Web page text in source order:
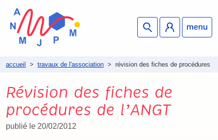
menu
accueil > travaux de l'association > révision des fiches de procédures
Révision des fiches de
procédures de l’ANGT
publié le 20/02/2012